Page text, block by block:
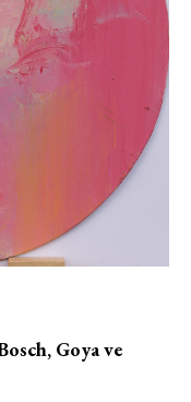
en
güzelllik
e-
Goya ve